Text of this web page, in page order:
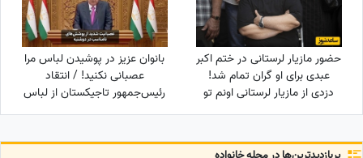
حضور مازیار لرستانی در ختم اکبر
عبدی برای او گران تمام شد!
دزدی از مازیار لرستانی اونم تو
روز روشن!
بانوان عزیز در پوشیدن لباس مرا
عصبانی نکنید! / انتقاد
رئیس‌جمهور تاجیکستان از لباس
زنان در این کشور: ناخن‌های
لخت چه معنایی دارد؟